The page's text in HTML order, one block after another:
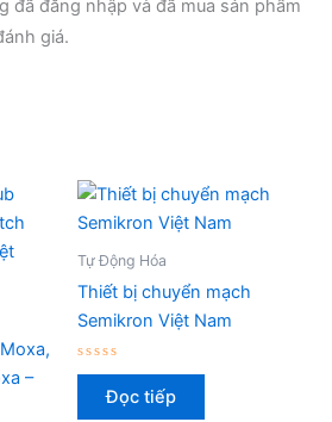
đã đăng nhập và đã mua sản phẩm
giá.
–
Tự Động Hóa
Thiết bị chuyển mạch
Semikron Việt Nam
Được
xếp
hạng
0
Đọc tiếp